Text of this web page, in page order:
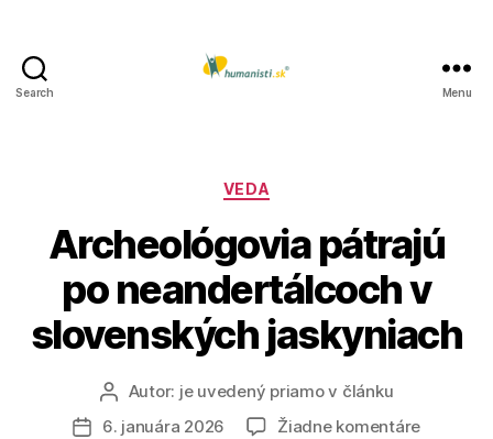
Search Menu
Kategórie
VEDA
Archeológovia pátrajú
po neandertálcoch v
slovenských jaskyniach
Autor
článku
Autor: je uvedený priamo v článku
Dátum
6. januára 2026 Žiadne komentárena